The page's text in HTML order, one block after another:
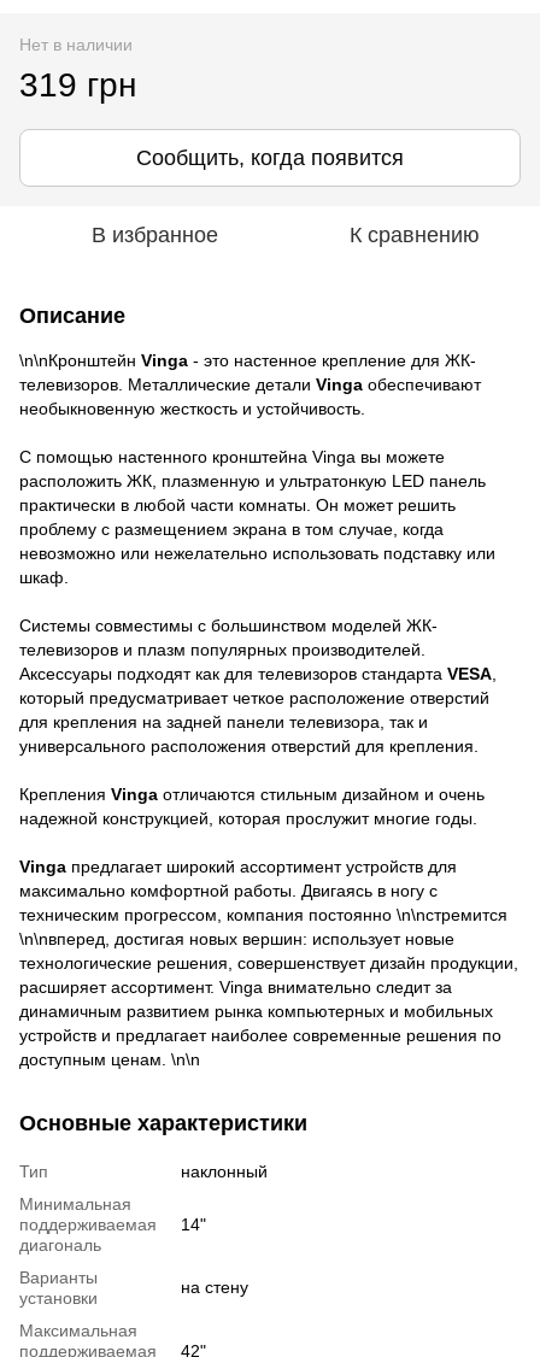
Нет в наличии
319 грн
Сообщить, когда появится
В избранное К сравнению
Описание
\n\nКронштейн Vinga - это настенное крепление для ЖК-
телевизоров. Металлические детали Vinga обеспечивают
необыкновенную жесткость и устойчивость.
С помощью настенного кронштейна Vinga вы можете
расположить ЖК, плазменную и ультратонкую LED панель
практически в любой части комнаты. Он может решить
проблему с размещением экрана в том случае, когда
невозможно или нежелательно использовать подставку или
шкаф.
Системы совместимы с большинством моделей ЖК-
телевизоров и плазм популярных производителей.
Аксессуары подходят как для телевизоров стандарта VESA
который предусматривает четкое расположение отверстий
для крепления на задней панели телевизора, так и
универсального расположения отверстий для крепления.
Крепления Vinga отличаются стильным дизайном и очень
надежной конструкцией, которая прослужит многие годы.
Vinga предлагает широкий ассортимент устройств для
максимально комфортной работы. Двигаясь в ногу с
техническим прогрессом, компания постоянно \n\nстремится
\n\nвперед, достигая новых вершин: использует новые
технологические решения, совершенствует дизайн продукции,
расширяет ассортимент. Vinga внимательно следит за
динамичным развитием рынка компьютерных и мобильных
устройств и предлагает наиболее современные решения по
доступным ценам. \n\n
Основные характеристики
Тип
наклонный
Минимальная
поддерживаемая
диагональ
14"
Варианты
установки
на стену
Максимальная
поддерживаемая
42"